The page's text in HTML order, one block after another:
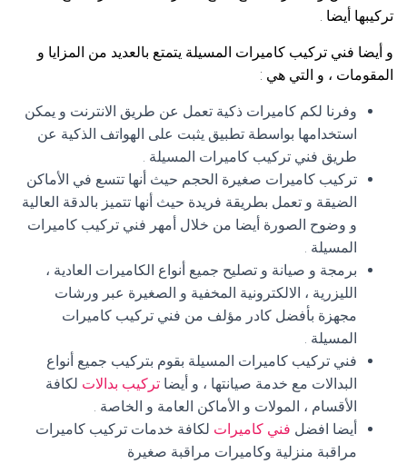
تركيبها أيضا .
و أيضا فني تركيب كاميرات المسيلة يتمتع بالعديد من المزايا و
المقومات ، و التي هي :
وفرنا لكم كاميرات ذكية تعمل عن طريق الانترنت و يمكن
استخدامها بواسطة تطبيق يثبت على الهواتف الذكية عن
طريق فني تركيب كاميرات المسيلة .
تركيب كاميرات صغيرة الحجم حيث أنها تتسع في الأماكن
الضيقة و تعمل بطريقة فريدة حيث أنها تتميز بالدقة العالية
و وضوح الصورة أيضا من خلال أمهر فني تركيب كاميرات
المسيلة .
برمجة و صيانة و تصليح جميع أنواع الكاميرات العادية ،
الليزرية ، الالكترونية المخفية و الصغيرة عبر ورشات
مجهزة بأفضل كادر مؤلف من فني تركيب كاميرات
المسيلة .
فني تركيب كاميرات المسيلة بقوم بتركيب جميع أنواع
البدالات مع خدمة صيانتها ، و أيضا تركيب بدالات لكافة
الأقسام ، المولات و الأماكن العامة و الخاصة .
أيضا افضل فني كاميرات لكافة خدمات تركيب كاميرات
مراقبة منزلية وكاميرات مراقبة صغيرة